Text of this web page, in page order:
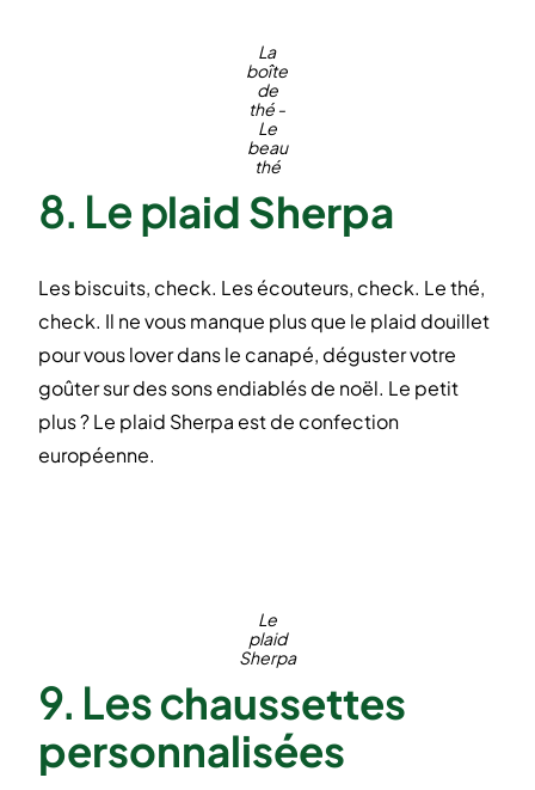
La
boîte
de
thé -
Le
beau
thé
8. Le plaid Sherpa
Les biscuits, check. Les écouteurs, check. Le thé,
check. Il ne vous manque plus que le plaid douillet
pour vous lover dans le canapé, déguster votre
goûter sur des sons endiablés de noël. Le petit
plus ? Le plaid Sherpa est de confection
européenne.
Le
plaid
Sherpa
9. Les chaussettes
personnalisées